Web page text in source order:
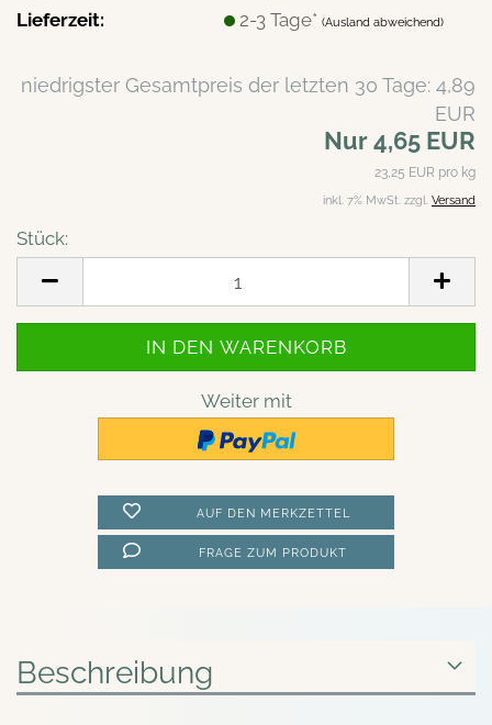
Lieferzeit:
2-3 Tage*(Ausland abweichend)
niedrigster Gesamtpreis der letzten 30 Tage: 4,89
EUR
Nur 4,65 EUR
23,25 EUR pro kg
inkl. 7% MwSt. zzgl. Versand
Stück:
Weiter mit
AUF DEN MERKZETTEL
FRAGE ZUM PRODUKT
Beschreibung